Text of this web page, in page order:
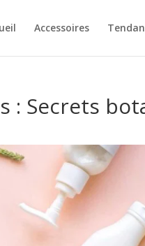
Accessoires
: Secrets